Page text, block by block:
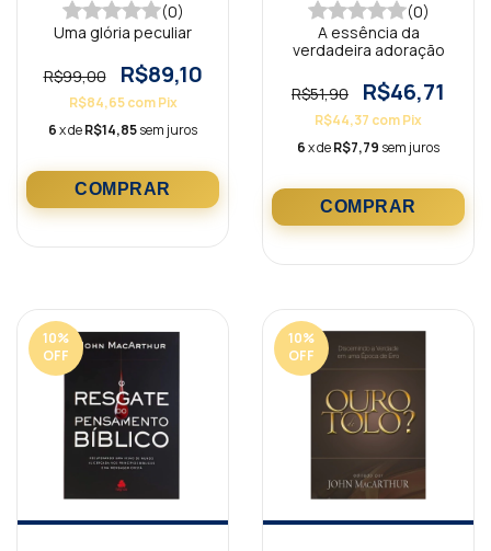
(0)
Uma glória peculiar
R$99,00 R$89,10
R$84,65com Pix
6x deR$14,85sem juros
(0)
A essência da
verdadeira adoração
R$51,90 R$46,71
R$44,37 comPix
6x deR$7,79 sem juros
10%
OFF
10%
OFF